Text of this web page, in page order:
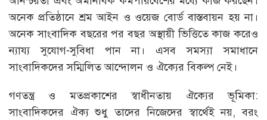
অনেক প্রতিষ্ঠানে শ্রম আইন ও ওয়েজ বোর্ড বাস্তবায়ন হয় না।
অনেক সাংবাদিক বছরের পর বছর অস্থায়ী ভিত্তিতে কাজ করেও
ন্যায্য সুযোগ-সুবিধা পান না। এসব সমস্যা সমাধানে
সাংবাদিকদের সম্মিলিত আন্দোলন ও ঐক্যের বিকল্প নেই।
গণতন্ত্র ও মতপ্রকাশের স্বাধীনতায় ঐক্যের ভূমিকা:
সাংবাদিকদের ঐক্য শুধু তাদের নিজেদের স্বার্থেই নয়, বরং